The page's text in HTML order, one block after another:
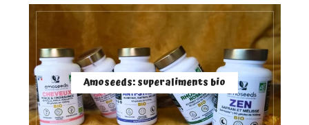
Amoseeds: superaliments bio